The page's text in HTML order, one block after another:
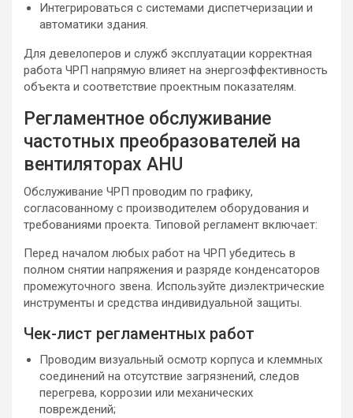
Интегрироваться с системами диспетчеризации и
автоматики здания.
Для девелоперов и служб эксплуатации корректная
работа ЧРП напрямую влияет на энергоэффективность
объекта и соответствие проектным показателям.
Регламентное обслуживание
частотных преобразователей на
вентиляторах AHU
Обслуживание ЧРП проводим по графику,
согласованному с производителем оборудования и
требованиями проекта. Типовой регламент включает:
Перед началом любых работ на ЧРП убедитесь в
полном снятии напряжения и разряде конденсаторов
промежуточного звена. Используйте диэлектрические
инструменты и средства индивидуальной защиты.
Чек-лист регламентных работ
Проводим визуальный осмотр корпуса и клеммных
соединений на отсутствие загрязнений, следов
перегрева, коррозии или механических
повреждений;